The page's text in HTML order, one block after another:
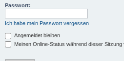
Passwort:
Ich habe mein Passwort vergessen
Angemeldet bleiben
Meinen Online-Status während dieser Sitzung